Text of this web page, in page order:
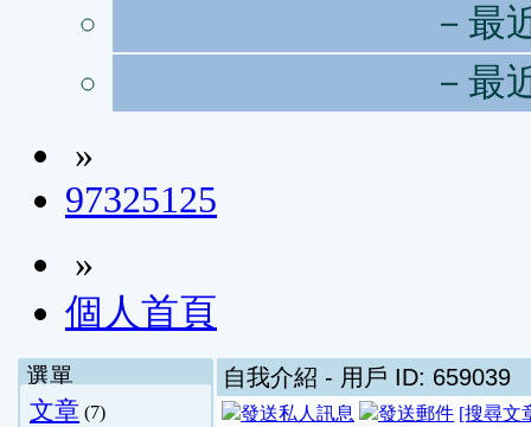
－最
－最
»
97325125
»
個人首頁
選單
文章 (7)
自我介紹 - 用戶 ID: 659039
[搜尋文